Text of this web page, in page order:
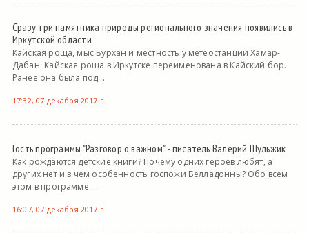
Сразу три памятника природы регионального значения появились в
Иркутской области
Кайская роща, мыс Бурхан и местность у метеостанции Хамар-
Дабан. Кайская роща в Иркутске переименована в Кайский бор.
Ранее она была под...
17:32, 07 декабря 2017 г.
Гость программы "Разговор о важном" - писатель Валерий Шульжик
Как рождаются детские книги? Почему одних героев любят, а
других нет и в чем особенность госпожи Белладонны? Обо всем
этом в программе...
16:07, 07 декабря 2017 г.